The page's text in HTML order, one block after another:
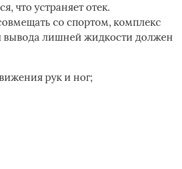
что устраняет отек.
со спортом, комплекс
вывода лишней жидкости должен
рук и ног;